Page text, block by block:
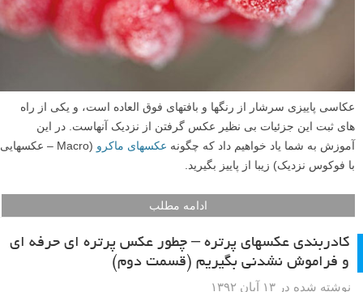
عکسهای پاییزی – چطور رنگها و بافتهای پاییزی را از
نزدیک ثبت کنیم